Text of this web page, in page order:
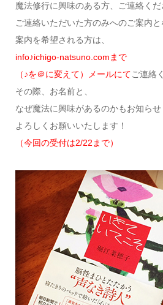
魔法修行に興味のある方、ご連絡くだ
ご連絡いただいた方のみへのご案内と
案内を希望される方は、
info♪ichigo-natsuno.comまで
（♪を＠に変えて）メールにてご連絡
その際、お名前と、
なぜ魔法に興味があるのかもお知らせ
よろしくお願いいたします！
（今回の受付は2/22まで）